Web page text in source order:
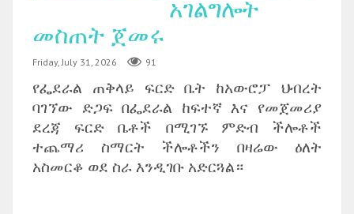
አገልግሎት
መስጠት ጀመሩ
Friday, July 31, 2026 91
የፌደራል ጠቅላይ ፍርድ ቤት ከአውሮፓ ህብረት
ባገኘው ድጋፍ በፌደራል ከፍተኛ እና የመጀመሪያ
ደረጃ ፍርድ ቤቶች በሚገኙ ምድብ ችሎቶች
ተጨማሪ ስማርት ችሎቶችን በዛሬው ዕለት
አስመርቆ ወደ ስራ እንዲገቡ አድርጓል።